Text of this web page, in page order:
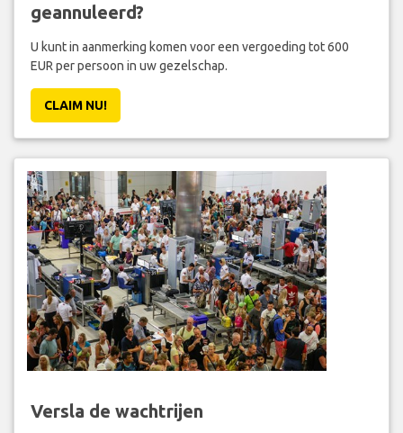
geannuleerd?
U kunt in aanmerking komen voor een vergoeding tot 600
EUR per persoon in uw gezelschap.
CLAIM NU!
Versla de wachtrijen